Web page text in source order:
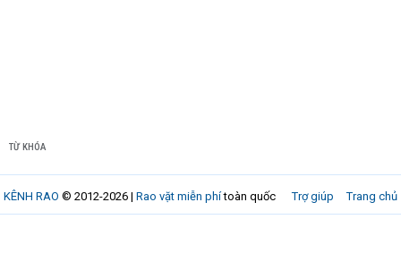
TỪ KHÓA
Trợ giúp Trang chủ
KÊNH RAO © 2012-2026 | Rao vặt miễn phítoàn quốc